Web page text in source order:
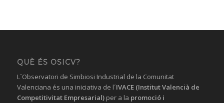
QUÈ ÉS OSICV?
L´Observatori de Simbiosi Industrial de la Comunitat
Valenciana és una iniciativa de l´IVACE (Institut Valencià de
Competitivitat Empresarial)per a la promoció i